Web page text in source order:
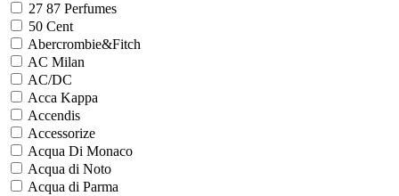
27 87 Perfumes
50 Cent
Abercrombie&Fitch
AC Milan
AC/DC
Acca Kappa
Accendis
Accessorize
Acqua Di Monaco
Acqua di Noto
Acqua di Parma